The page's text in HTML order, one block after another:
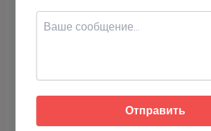
Если вам понравилась статья
Отправить